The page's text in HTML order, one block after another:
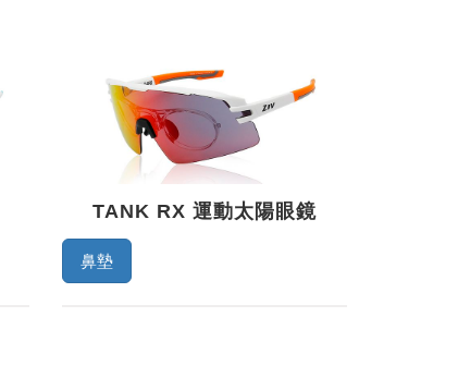
TANK RX 運動太陽眼鏡
鼻墊